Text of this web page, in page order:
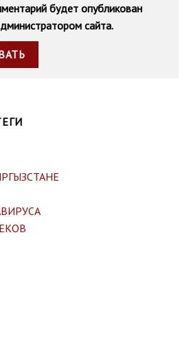
будет опубликован
сайта.